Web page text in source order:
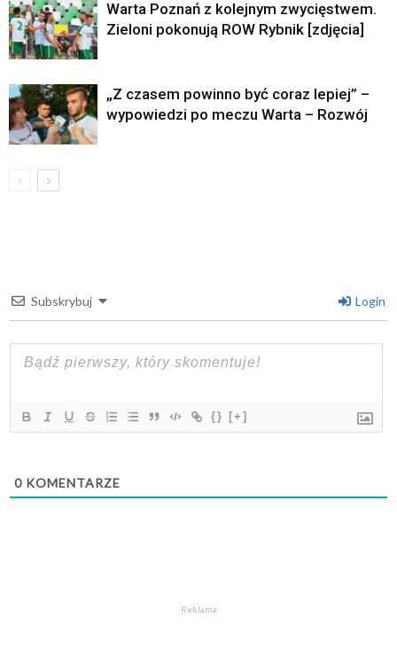
Warta Poznań z kolejnym zwycięstwem.
Zieloni pokonują ROW Rybnik [zdjęcia]
„Z czasem powinno być coraz lepiej” –
wypowiedzi po meczu Warta – Rozwój
Subskrybuj Login
{} [+]
0 KOMENTARZE
Reklama